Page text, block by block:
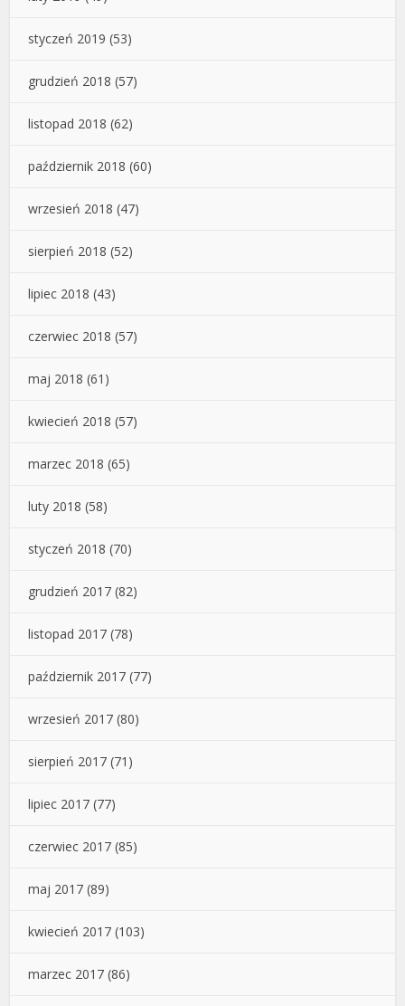
styczeń 2019 (53)
grudzień 2018 (57)
listopad 2018 (62)
październik 2018 (60)
wrzesień 2018 (47)
sierpień 2018 (52)
lipiec 2018 (43)
czerwiec 2018 (57)
maj 2018 (61)
kwiecień 2018 (57)
marzec 2018 (65)
luty 2018 (58)
styczeń 2018 (70)
grudzień 2017 (82)
listopad 2017 (78)
październik 2017 (77)
wrzesień 2017 (80)
sierpień 2017 (71)
lipiec 2017 (77)
czerwiec 2017 (85)
maj 2017 (89)
kwiecień 2017 (103)
marzec 2017 (86)